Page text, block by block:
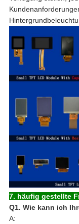
7. häufig gestellte
Q1. Wie kann ich
A: